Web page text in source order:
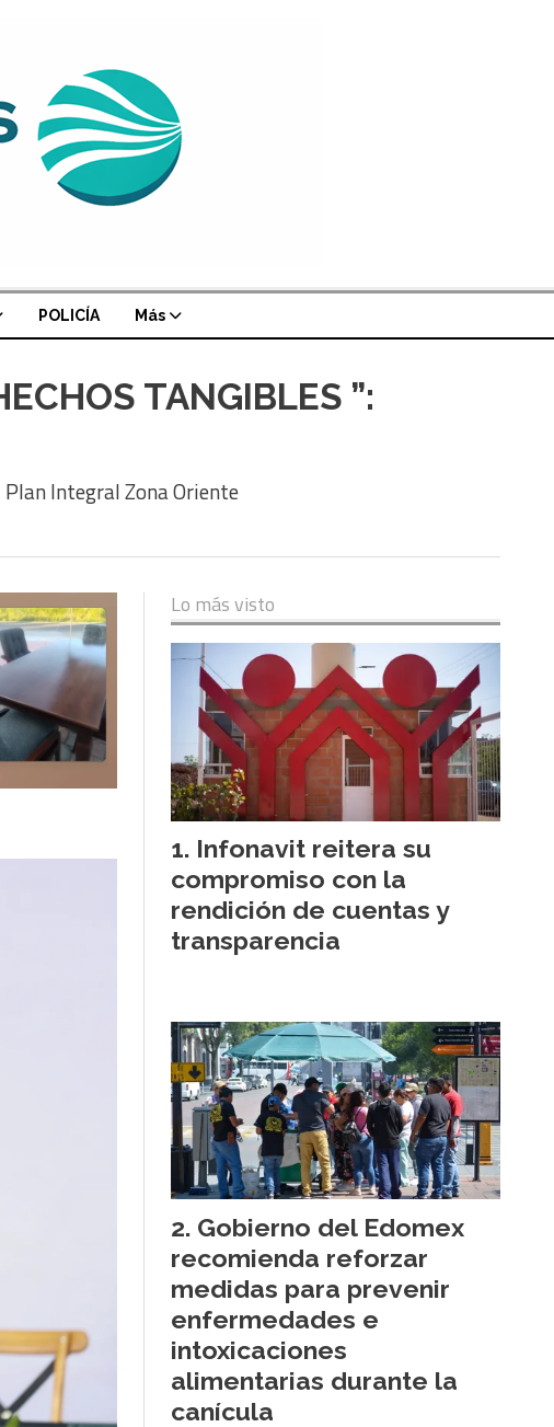
POLICÍA Más
TANGIBLES ”:
Integral Zona Oriente
Lo más visto
Infonavit reitera su
compromiso con la
rendición de cuentas y
transparencia
Gobierno del Edomex
recomienda reforzar
medidas para prevenir
enfermedades e
intoxicaciones
alimentarias durante la
canícula